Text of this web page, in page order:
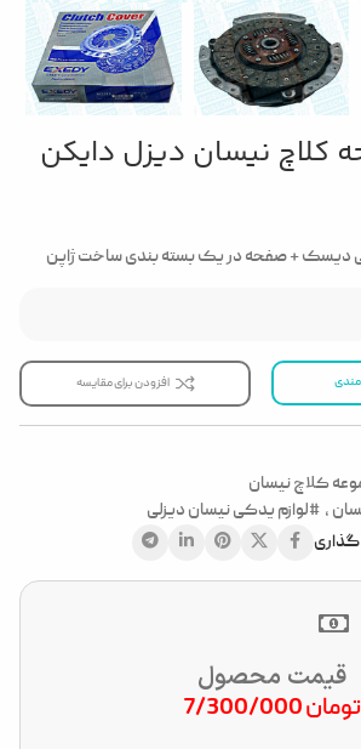
نیسان دیزل دایکن
دیسک + صفحه در یک بسته بندی ساخت ژاپن
مندی افزودن برای مقایسه
کلاچ نیسان
, #لوازم یدکی نیسان دیزلی
قیمت محصول
تومان